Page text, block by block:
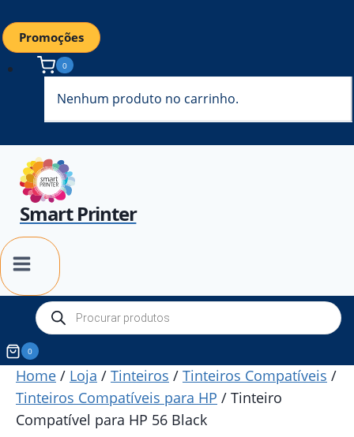
Promoções
0
Nenhum produto no carrinho.
Smart Printer
Products
search
0
Home / Loja / Tinteiros / Tinteiros Compatíveis /
Tinteiros Compatíveis para HP / Tinteiro
Compatível para HP 56 Black